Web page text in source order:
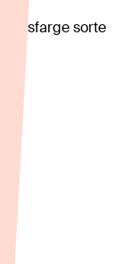
beisfarge sorte